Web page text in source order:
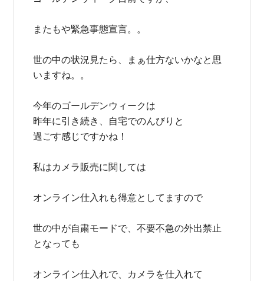
またもや緊急事態宣言。。
世の中の状況見たら、まぁ仕方ないかなと思
いますね。。
今年のゴールデンウィークは
昨年に引き続き、自宅でのんびりと
過ごす感じですかね！
私はカメラ販売に関しては
オンライン仕入れも得意としてますので
世の中が自粛モードで、不要不急の外出禁止
となっても
オンライン仕入れで、カメラを仕入れて